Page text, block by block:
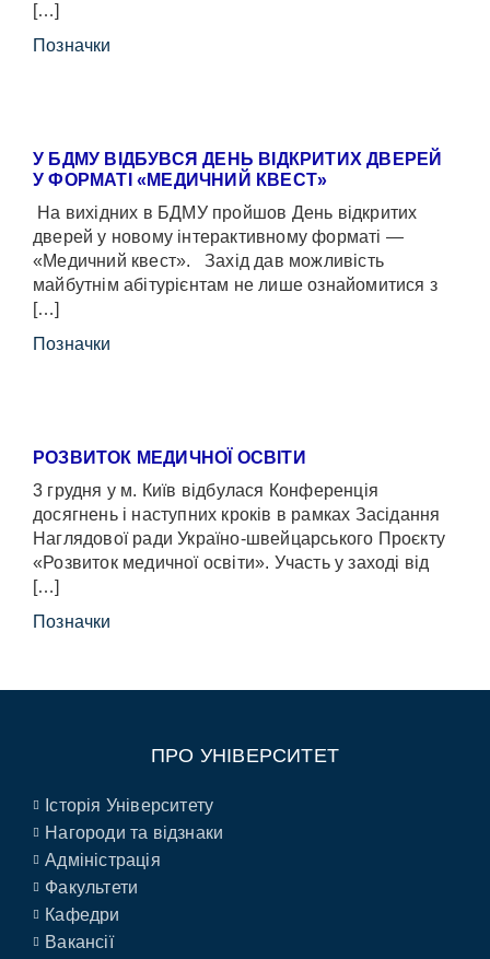
[…]
Позначки
У БДМУ ВІДБУВСЯ ДЕНЬ ВІДКРИТИХ ДВЕРЕЙ
У ФОРМАТІ «МЕДИЧНИЙ КВЕСТ»
На вихідних в БДМУ пройшов День відкритих
дверей у новому інтерактивному форматі —
«Медичний квест». Захід дав можливість
майбутнім абітурієнтам не лише ознайомитися з
[…]
Позначки
РОЗВИТОК МЕДИЧНОЇ ОСВІТИ
3 грудня у м. Київ відбулася Конференція
досягнень і наступних кроків в рамках Засідання
Наглядової ради Україно-швейцарського Проєкту
«Розвиток медичної освіти». Участь у заході від
[…]
Позначки
ПРО УНІВЕРСИТЕТ
Історія Університету
Нагороди та відзнаки
Адміністрація
Факультети
Кафедри
Вакансії